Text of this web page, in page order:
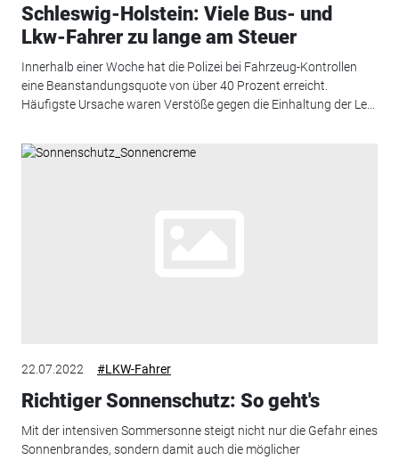
Schleswig-Holstein: Viele Bus- und
Lkw-Fahrer zu lange am Steuer
Innerhalb einer Woche hat die Polizei bei Fahrzeug-Kontrollen
eine Beanstandungsquote von über 40 Prozent erreicht.
Häufigste Ursache waren Verstöße gegen die Einhaltung der Le...
22.07.2022 #LKW-Fahrer
Richtiger Sonnenschutz: So geht's
Mit der intensiven Sommersonne steigt nicht nur die Gefahr eines
Sonnenbrandes, sondern damit auch die möglicher